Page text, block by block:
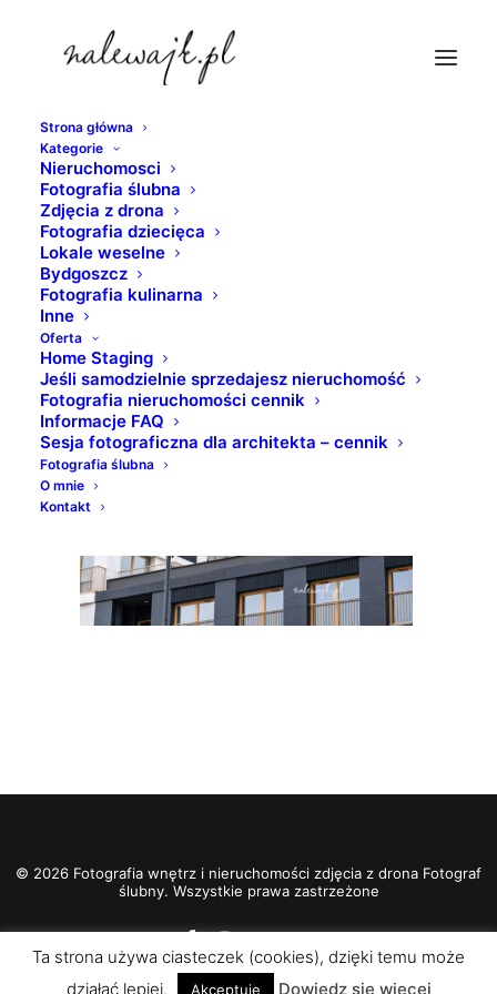
Strona główna
Kategorie
Nieruchomosci
Fotografia ślubna
Zdjęcia z drona
Fotografia dziecięca
Lokale weselne
Bydgoszcz
Fotografia kulinarna
Inne
Oferta
Home Staging
Jeśli samodzielnie sprzedajesz nieruchomość
Fotografia nieruchomości cennik
Informacje FAQ
Sesja fotograficzna dla architekta – cennik
Fotografia ślubna
O mnie
Kontakt
apartament-sprzedam-nowy-port
Strona Główna
Fotografie dla deweloperów
apartament-sprzedam-nowy-port
© 2026 Fotografia wnętrz i nieruchomości zdjęcia z drona Fotograf
ślubny. Wszystkie prawa zastrzeżone
Ta strona używa ciasteczek (cookies), dzięki temu może
działać lepiej.
Akceptuje Dowiedz się więcej